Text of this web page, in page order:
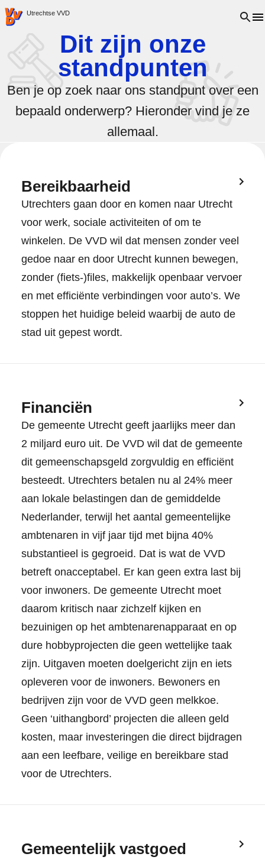
VVD.nl - Ga naar de homepage
Utrechtse VVD Open
Dit zijn onze
standpunten
Ben je op zoek naar ons standpunt over een
bepaald onderwerp? Hieronder vind je ze
allemaal.
Bereikbaarheid
Utrechters gaan door en komen naar Utrecht
voor werk, sociale activiteiten of om te
winkelen. De VVD wil dat mensen zonder veel
gedoe naar en door Utrecht kunnen bewegen,
zonder (fiets-)files, makkelijk openbaar vervoer
en met efficiënte verbindingen voor auto’s. We
stoppen het huidige beleid waarbij de auto de
stad uit gepest wordt.
Financiën
De gemeente Utrecht geeft jaarlijks meer dan
2 miljard euro uit. De VVD wil dat de gemeente
dit gemeenschapsgeld zorgvuldig en efficiënt
besteedt. Utrechters betalen nu al 24% meer
aan lokale belastingen dan de gemiddelde
Nederlander, terwijl het aantal gemeentelijke
ambtenaren in vijf jaar tijd met bijna 40%
substantieel is gegroeid. Dat is wat de VVD
betreft onacceptabel. Er kan geen extra last bij
voor inwoners. De gemeente Utrecht moet
daarom kritisch naar zichzelf kijken en
bezuinigen op het ambtenarenapparaat en op
dure hobbyprojecten die geen wettelijke taak
zijn. Uitgaven moeten doelgericht zijn en iets
opleveren voor de inwoners. Bewoners en
bedrijven zijn voor de VVD geen melkkoe.
Geen ‘uithangbord’ projecten die alleen geld
kosten, maar investeringen die direct bijdragen
aan een leefbare, veilige en bereikbare stad
voor de Utrechters.
Gemeentelijk vastgoed